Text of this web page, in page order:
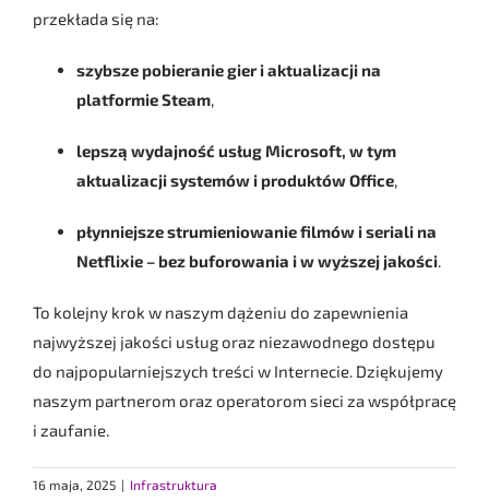
przekłada się na:
szybsze pobieranie gier i aktualizacji na
platformie Steam,
lepszą wydajność usług Microsoft, w tym
aktualizacji systemów i produktów Office,
płynniejsze strumieniowanie filmów i seriali na
Netflixie – bez buforowania i w wyższej jakości.
To kolejny krok w naszym dążeniu do zapewnienia
najwyższej jakości usług oraz niezawodnego dostępu
do najpopularniejszych treści w Internecie. Dziękujemy
naszym partnerom oraz operatorom sieci za współpracę
i zaufanie.
16 maja, 2025 | Infrastruktura